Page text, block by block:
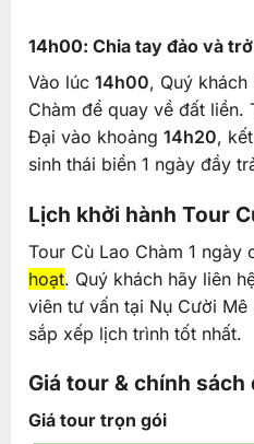
14h00: Chia tay đảo và
Vào lúc 14h00, Quý
Chàm để quay về đất liền.
Đại vào khoảng 14h20,
sinh thái biển 1 ngày đầy
Lịch khởi hành Tour
Tour Cù Lao Chàm 1 ngày
hoạt. Quý khách hãy liên
viên tư vấn tại Nụ Cười
sắp xếp lịch trình tốt nhất.
Giá tour & chính sách
Giá tour trọn gói